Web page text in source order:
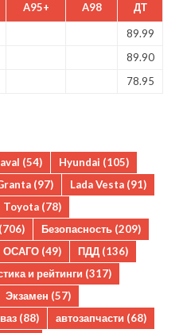
A95+ A98 ДТ
89.99
89.90
78.95
(54) Hyundai (105)
(97) Lada Vesta (91)
Toyota (78)
(706) Безопасность (209)
ОСАГО (49) ПДД (136)
и рейтинги (317)
Экзамен (57)
(88) автозапчасти (68)